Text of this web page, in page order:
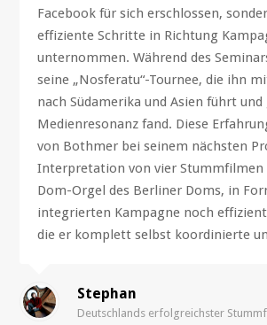
Facebook für sich erschlossen,
effiziente Schritte in Richtung
unternommen. Während des
seine „Nosferatu“-Tournee, die ihn
nach Südamerika und Asien führt und
Medienresonanz fand. Diese
von Bothmer bei seinem nächsten
Interpretation von vier Stummfilmen
Dom-Orgel des Berliner Doms, in
integrierten Kampagne noch
die er komplett selbst koordinierte
Stephan
Deutschlands erfolgreichster